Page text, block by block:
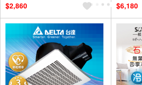
$2,860
$6,180